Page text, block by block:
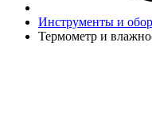
Инструменты и
Термометр и